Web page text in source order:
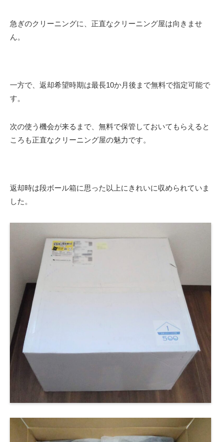
急ぎのクリーニングに、正直なクリーニング屋は向きませ
ん。
一方で、返却希望時期は最長10か月後まで無料で指定可能で
す。
次の使う機会が来るまで、無料で保管しておいてもらえると
ころも正直なクリーニング屋の魅力です。
返却時は段ボール箱に思った以上にきれいに収められていま
した。